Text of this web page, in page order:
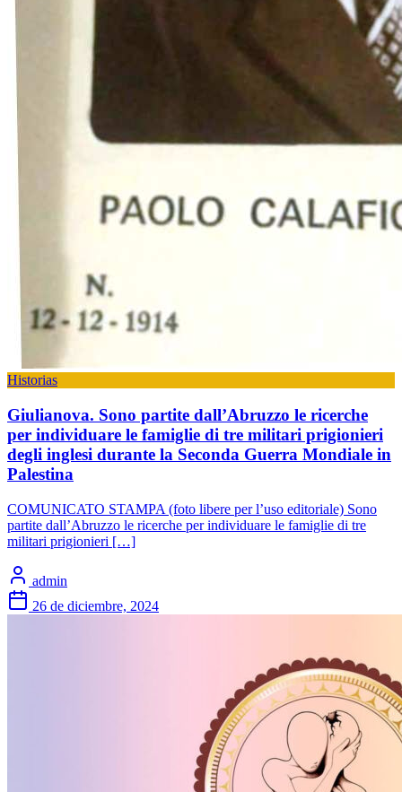
Historias
Giulianova. Sono partite dall’Abruzzo le ricerche
per individuare le famiglie di tre militari prigionieri
degli inglesi durante la Seconda Guerra Mondiale in
Palestina
COMUNICATO STAMPA (foto libere per l’uso editoriale) Sono
partite dall’Abruzzo le ricerche per individuare le famiglie di tre
militari prigionieri […]
admin
26 de diciembre, 2024